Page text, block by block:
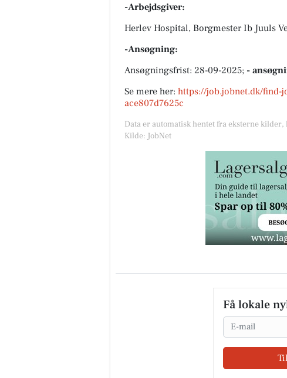
-Arbejdsgiver:
Herlev Hospital, Borgmester Ib Juuls
-Ansøgning:
Ansøgningsfrist: 28-09-2025; -
Se mere her: https://job.jobnet.dk/find-
ace807d7625c
Data er automatisk hentet fra eksterne kilder,
Kilde: JobNet
Få lokale
Email